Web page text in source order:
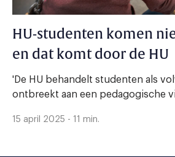
HU-studenten komen
en dat komt door de HU
'De HU behandelt studenten als
ontbreekt aan een pedagogische
15 april 2025 - 11 min.